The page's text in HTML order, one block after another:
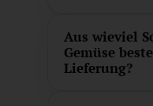
Aus wieviel
Gemüse
Lieferung?